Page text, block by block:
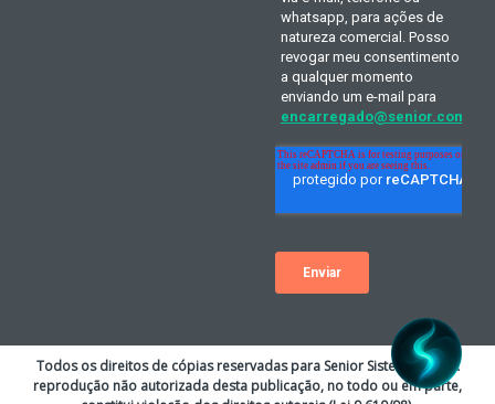
Todos os direitos de cópias reservadas para Senior Sistemas S.A. A
reprodução não autorizada desta publicação, no todo ou em parte,